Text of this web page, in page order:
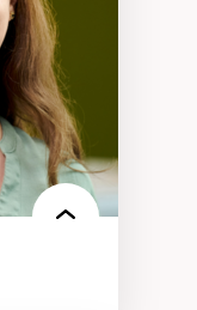
recherche